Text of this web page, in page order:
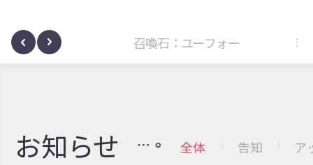
サノヴァ 召喚石：ユーフォー
お知らせ 全体 告知 ア